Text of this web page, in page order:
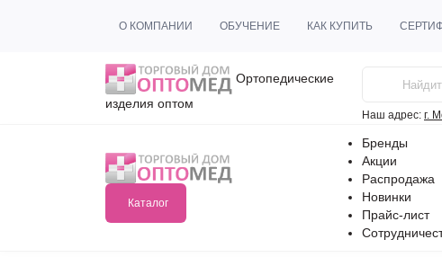
О КОМПАНИИ ОБУЧЕНИЕ КАК КУПИТЬ
Ортопедические
изделия оптом
Наш адрес: г.
Каталог
Бренды
Акции
Распродажа
Новинки
Прайс-лист